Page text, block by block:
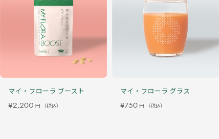
マイ・フローラ ブースト
¥2,200 円 （税込）
マイ・フローラ グラス
¥750 円 （税込）